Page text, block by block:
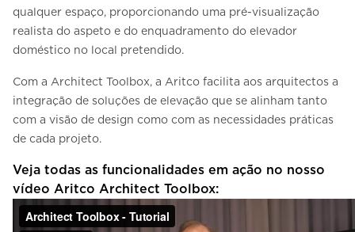
qualquer espaço, proporcionando uma pré-visualização
realista do aspeto e do enquadramento do elevador
doméstico no local pretendido.
Com a Architect Toolbox, a Aritco facilita aos arquitectos a
integração de soluções de elevação que se alinham tanto
com a visão de design como com as necessidades práticas
de cada projeto.
Veja todas as funcionalidades em ação no nosso
vídeo Aritco Architect Toolbox: